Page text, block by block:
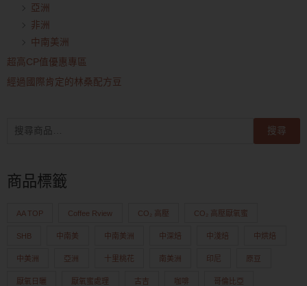
亞洲
非洲
中南美洲
超高CP值優惠專區
經過國際肯定的林桑配方豆
搜尋
商品標籤
AA TOP Coffee Rview CO₂ 高壓 CO₂ 高壓厭氧蜜
SHB 中南美 中南美洲 中深焙 中淺焙 中烘焙
中美洲 亞洲 十里桃花 南美洲 印尼 原豆
厭氧日曬 厭氧蜜處理 古吉 咖啡 哥倫比亞